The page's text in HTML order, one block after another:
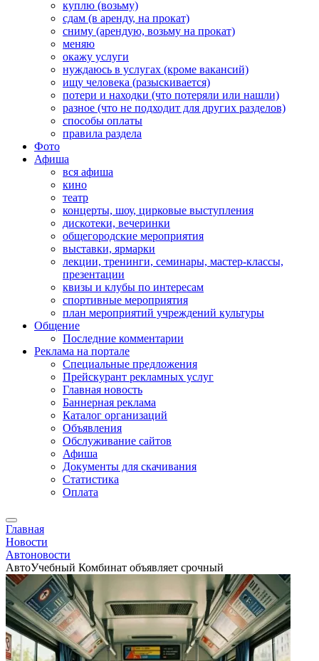
куплю (возьму)
сдам (в аренду, на прокат)
сниму (арендую, возьму на прокат)
меняю
окажу услуги
нуждаюсь в услугах (кроме вакансий)
ищу человека (разыскивается)
потери и находки (что потеряли или нашли)
разное (что не подходит для других разделов)
способы оплаты
правила раздела
Фото
Афиша
вся афиша
кино
театр
концерты, шоу, цирковые выступления
дискотеки, вечеринки
общегородские мероприятия
выставки, ярмарки
лекции, тренинги, семинары, мастер-классы,
презентации
квизы и клубы по интересам
спортивные мероприятия
план мероприятий учреждений культуры
Общение
Последние комментарии
Реклама на портале
Специальные предложения
Прейскурант рекламных услуг
Главная новость
Баннерная реклама
Каталог организаций
Объявления
Обслуживание сайтов
Афиша
Документы для скачивания
Статистика
Оплата
Главная
Новости
Автоновости
АвтоУчебный Комбинат объявляет срочный